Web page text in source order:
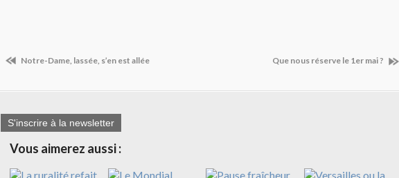
Notre-Dame, lassée, s’en est allée Que nous réserve le 1er mai ?
S'inscrire à la newsletter
Vous aimerez aussi :